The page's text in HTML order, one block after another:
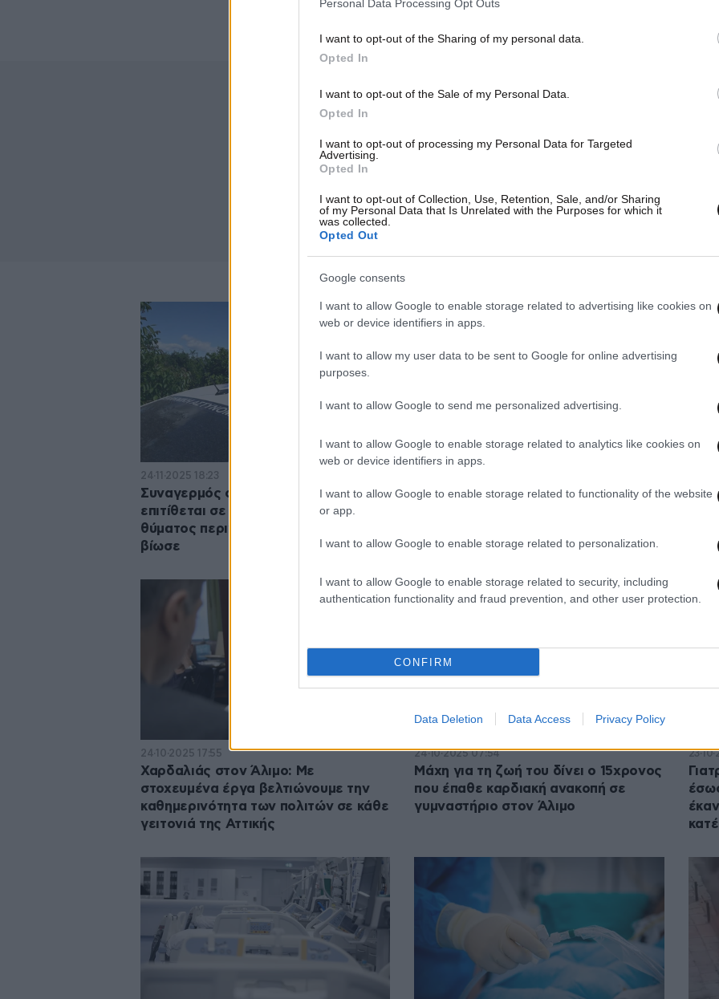
Personal Data Processing Opt Outs
I want to opt-out of the Sharing of my personal data.
Opted In
I want to opt-out of the Sale of my Personal Data.
Opted In
I want to opt-out of processing my Personal Data for Targeted
Advertising.
Opted In
I want to opt-out of Collection, Use, Retention, Sale, and/or Sharing
of my Personal Data that Is Unrelated with the Purposes for which it
was collected.
Opted Out
Google consents
I want to allow Google to enable storage related to advertising like cookies on
web or device identifiers in apps.
I want to allow my user data to be sent to Google for online advertising
purposes.
I want to allow Google to send me personalized advertising.
I want to allow Google to enable storage related to analytics like cookies on
web or device identifiers in apps.
I want to allow Google to enable storage related to functionality of the website
or app.
I want to allow Google to enable storage related to personalization.
I want to allow Google to enable storage related to security, including
authentication functionality and fraud prevention, and other user protection.
CONFIRM
Data Deletion Data Access Privacy Policy
24·11·2025 18:23
Συναγερμός στον Άλιμο: «Δράκος»
επιτίθεται σε γυναίκες – Αδελφή
θύματος περιγράφει το σοκ που
βίωσε
Δύο κουκουλοφόροι επιτέθηκαν σε
γονέας
24·10·2025 17:55
Χαρδαλιάς στον Άλιμο: Με
στοχευμένα έργα βελτιώνουμε την
καθημερινότητα των πολιτών σε κάθε
γειτονιά της Αττικής
24·10·2025 07:54
Μάχη για τη ζωή του δίνει ο 15χρονος
που έπαθε καρδιακή ανακοπή σε
γυμναστήριο στον Άλιμο